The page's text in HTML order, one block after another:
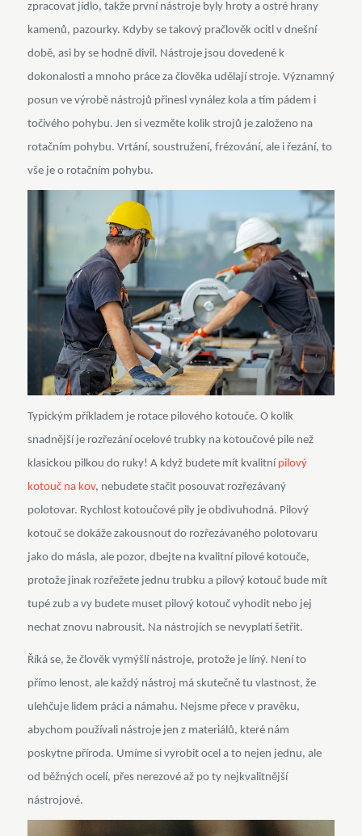
zpracovat jídlo, takže první nástroje byly hroty a ostré hrany
kamenů, pazourky. Kdyby se takový pračlověk ocitl v dnešní
době, asi by se hodně divil. Nástroje jsou dovedené k
dokonalosti a mnoho práce za člověka udělají stroje. Významný
posun ve výrobě nástrojů přinesl vynález kola a tím pádem i
točivého pohybu. Jen si vezměte kolik strojů je založeno na
rotačním pohybu. Vrtání, soustružení, frézování, ale i řezání, to
vše je o rotačním pohybu.
Typickým příkladem je rotace pilového kotouče. O kolik
snadnější je rozřezání ocelové trubky na kotoučové pile než
klasickou pilkou do ruky! A když budete mít kvalitní pilový
kotouč na kov, nebudete stačit posouvat rozřezávaný
polotovar. Rychlost kotoučové pily je obdivuhodná. Pilový
kotouč se dokáže zakousnout do rozřezávaného polotovaru
jako do másla, ale pozor, dbejte na kvalitní pilové kotouče,
protože jinak rozřežete jednu trubku a pilový kotouč bude mít
tupé zub a vy budete muset pilový kotouč vyhodit nebo jej
nechat znovu nabrousit. Na nástrojích se nevyplatí šetřit.
Říká se, že člověk vymýšlí nástroje, protože je líný. Není to
přímo lenost, ale každý nástroj má skutečně tu vlastnost, že
ulehčuje lidem práci a námahu. Nejsme přece v pravěku,
abychom používali nástroje jen z materiálů, které nám
poskytne příroda. Umíme si vyrobit ocel a to nejen jednu, ale
od běžných ocelí, přes nerezové až po ty nejkvalitnější
nástrojové.